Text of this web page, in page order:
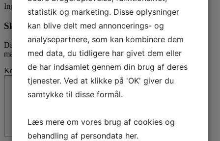
Ingen har stemt endnu, vær den første
Skriv kommentar
Din e-mailadresse vil ikke blive publiceret.Krævede felter er
markeret med*
Kommentar
statistik og marketing. Disse oplysninger
kan blive delt med annoncerings- og
analysepartnere, som kan kombinere dem
med data, du tidligere har givet dem eller
de har indsamlet gennem din brug af deres
tjenester. Ved at klikke på 'OK' giver du
samtykke til disse formål.
Læs mere om vores brug af cookies og
behandling af persondata her.